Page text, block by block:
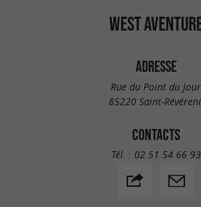
WEST
ADRESSE
Rue du Point du Jour
85220 Saint-
CONTACTS
Tél. : 02 51 54 66 93